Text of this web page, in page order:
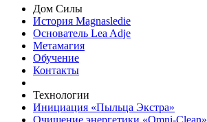
Дом Силы
История Magnasledie
Основатель Lea Adje
Метамагия
Обучение
Контакты
Технологии
Инициация «Пыльца Экстра»
Очищение энергетики «Omni-Clean»